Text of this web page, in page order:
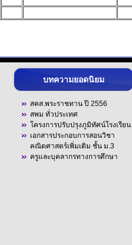
บทความยอดนิยม
สคส.พระราชทาน ปี 2556
สพม ทั่วประเทศ
โครงการปรับปรุงภูมิทัศน์โรงเรียน
เอกสารประกอบการสอนวิชา
คณิตศาสตร์เพิ่มเติม ชั้น ม.3
ครูและบุคลากรทางการศึกษา